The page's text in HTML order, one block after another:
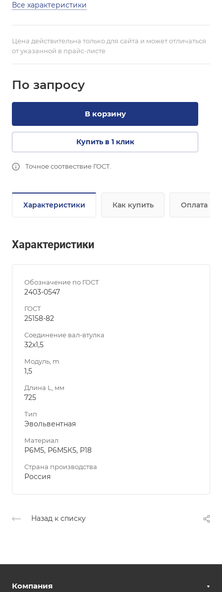
Все характеристики
Цена действительна только для сайта и может отличаться
от указанной в прайс-листе
По запросу
В корзину
Купить в 1 клик
Точное соотвествие ГОСТ.
Характеристики Как купить Оплата
Характеристики
Обозначение по ГОСТ
2403-0547
ГОСТ
25158-82
Соединение вал-втулка
32х1,5
Модуль, m
1,5
Длина L, мм
725
Тип
Эвольвентная
Материал
Р6М5, Р6М5К5, Р18
Страна производства
Россия
Назад к списку
Компания